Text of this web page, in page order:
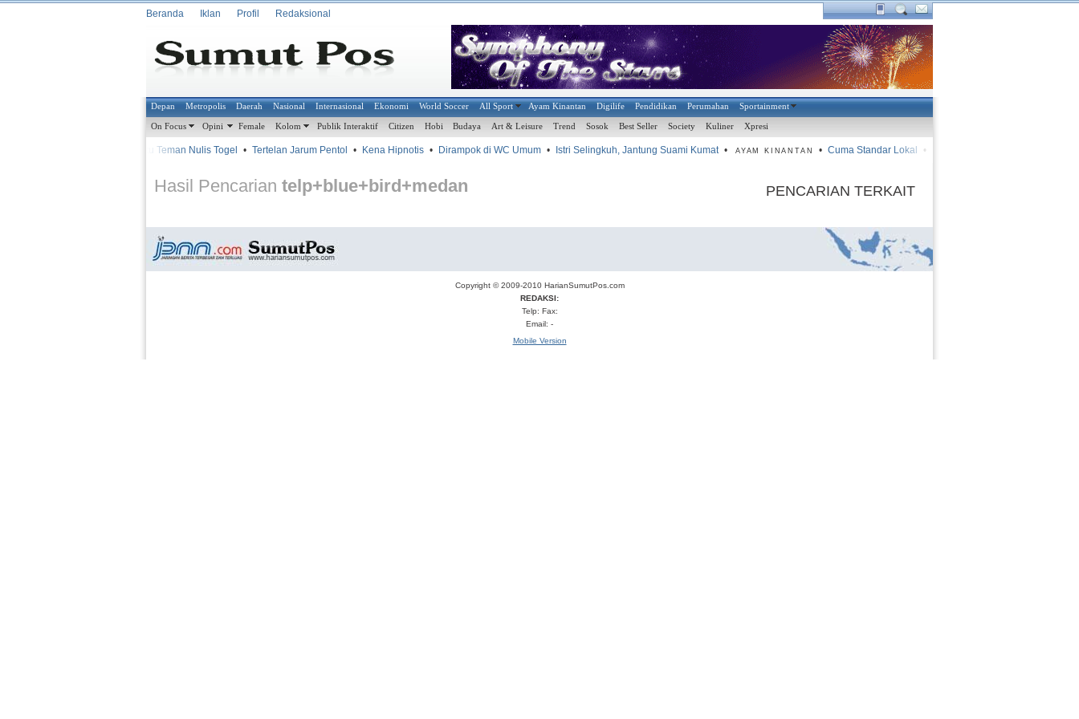
Beranda Iklan Profil Redaksional
Depan Metropolis Daerah Nasional Internasional Ekonomi World Soccer All Sport Ayam Kinantan Digilife Pendidikan Perumahan Sportainment
On Focus Opini Female Kolom Publik Interaktif Citizen Hobi Budaya Art & Leisure Trend Sosok Best Seller Society Kuliner Xpresi
Bantu Teman Nulis Togel Tertelan Jarum Pentol Kena Hipnotis Dirampok di WC Umum Istri Selingkuh, Jantung Suami Kumat • AYAM KINANTAN • Cuma Standar Lokal
Hasil Pencarian telp+blue+bird+medan PENCARIAN TERKAIT
Copyright © 2009-2010 HarianSumutPos.com
REDAKSI:
Telp: Fax:
Email: -
Mobile Version